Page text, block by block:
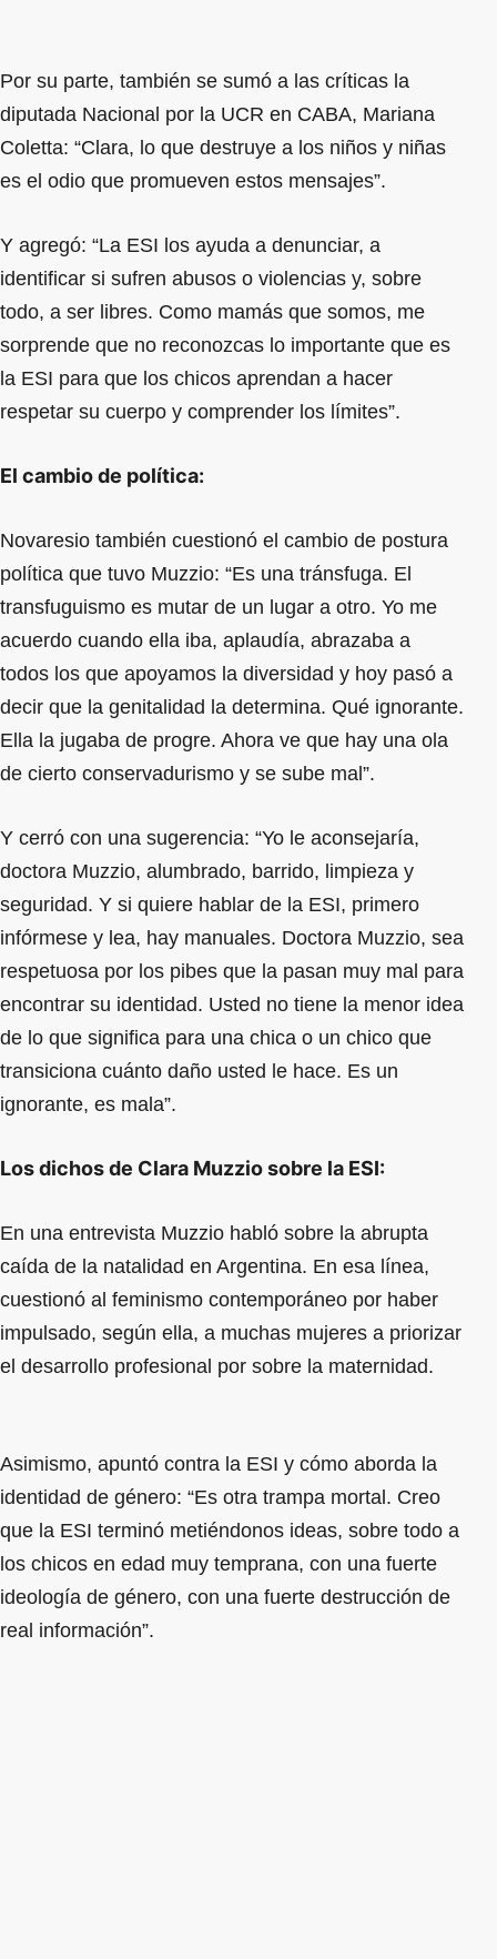
Por su parte, también se sumó a las críticas la
diputada Nacional por la UCR en CABA, Mariana
Coletta: “Clara, lo que destruye a los niños y niñas
es el odio que promueven estos mensajes”.
Y agregó: “La ESI los ayuda a denunciar, a
identificar si sufren abusos o violencias y, sobre
todo, a ser libres. Como mamás que somos, me
sorprende que no reconozcas lo importante que es
la ESI para que los chicos aprendan a hacer
respetar su cuerpo y comprender los límites”.
El cambio de política:
Novaresio también cuestionó el cambio de postura
política que tuvo Muzzio: “Es una tránsfuga. El
transfuguismo es mutar de un lugar a otro. Yo me
acuerdo cuando ella iba, aplaudía, abrazaba a
todos los que apoyamos la diversidad y hoy pasó a
decir que la genitalidad la determina. Qué ignorante.
Ella la jugaba de progre. Ahora ve que hay una ola
de cierto conservadurismo y se sube mal”.
Y cerró con una sugerencia: “Yo le aconsejaría,
doctora Muzzio, alumbrado, barrido, limpieza y
seguridad. Y si quiere hablar de la ESI, primero
infórmese y lea, hay manuales. Doctora Muzzio, sea
respetuosa por los pibes que la pasan muy mal para
encontrar su identidad. Usted no tiene la menor idea
de lo que significa para una chica o un chico que
transiciona cuánto daño usted le hace. Es un
ignorante, es mala”.
Los dichos de Clara Muzzio sobre la ESI:
En una entrevista Muzzio habló sobre la abrupta
caída de la natalidad en Argentina. En esa línea,
cuestionó al feminismo contemporáneo por haber
impulsado, según ella, a muchas mujeres a priorizar
el desarrollo profesional por sobre la maternidad.
Asimismo, apuntó contra la ESI y cómo aborda la
identidad de género: “Es otra trampa mortal. Creo
que la ESI terminó metiéndonos ideas, sobre todo a
los chicos en edad muy temprana, con una fuerte
ideología de género, con una fuerte destrucción de
real información”.